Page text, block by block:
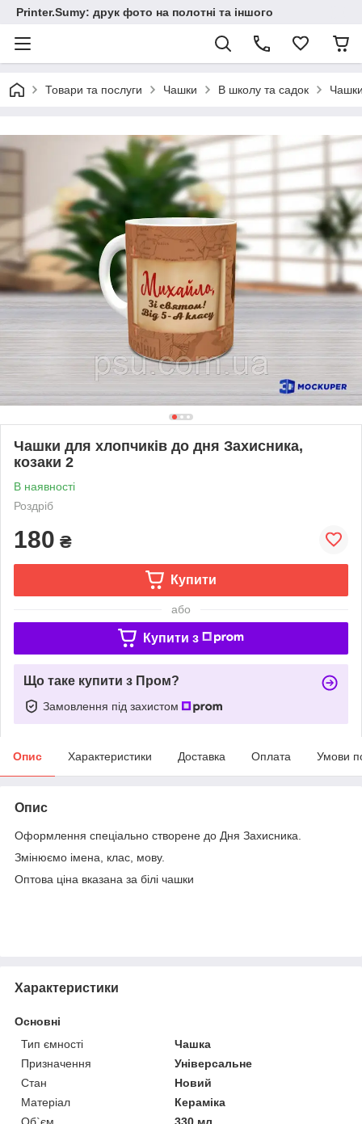
Printer.Sumy: друк фото на полотні та іншого
Товари та послуги Чашки В школу та садок
Чашки для хлопчиків до дня Захисника,
козаки 2
В наявності
Роздріб
180 ₴
Купити
або
Купити з
Що таке купити з Пром?
Замовлення під захистом
Опис Характеристики Доставка Оплата Умови
Опис
Оформлення спеціально створене до Дня Захисника.
Змінюємо імена, клас, мову.
Оптова ціна вказана за білі чашки
Характеристики
Основні
Тип ємності
Чашка
Призначення
Універсальне
Стан
Новий
Матеріал
Кераміка
Об`єм
330 мл